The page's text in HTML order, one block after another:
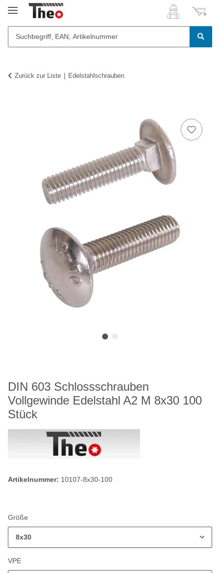
Zurück zur Liste Edelstahlschrauben
DIN 603 Schlossschrauben
Vollgewinde Edelstahl A2 M 8x30 100
Stück
Artikelnummer: 10107-8x30-100
Größe
8x30
VPE